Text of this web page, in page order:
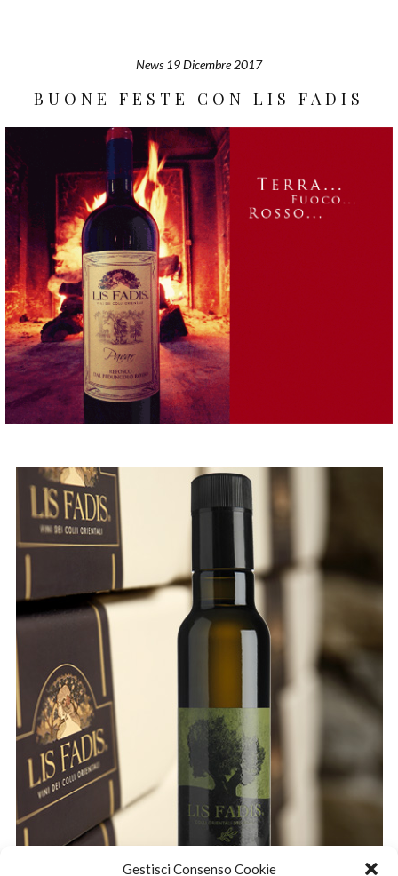
Gestisci Consenso Cookie
News 19 Dicembre 2017
BUONE FESTE CON LIS FADIS